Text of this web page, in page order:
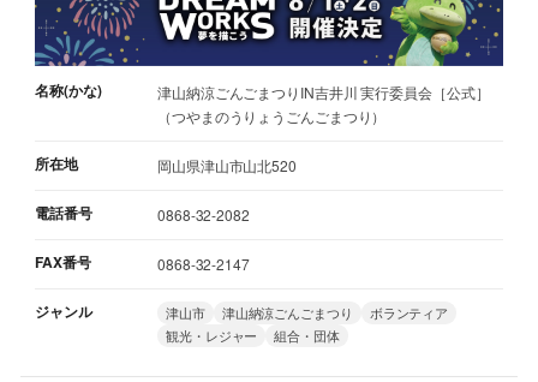
名称(かな)
津山納涼ごんごまつりIN吉井川 実行委員会［公式］
（つやまのうりょうごんごまつり）
所在地 岡山県津山市山北520
電話番号 0868-32-2082
FAX番号 0868-32-2147
ジャンル 津山市 津山納涼ごんごまつり
ボランティア
観光・レジャー
組合・団体